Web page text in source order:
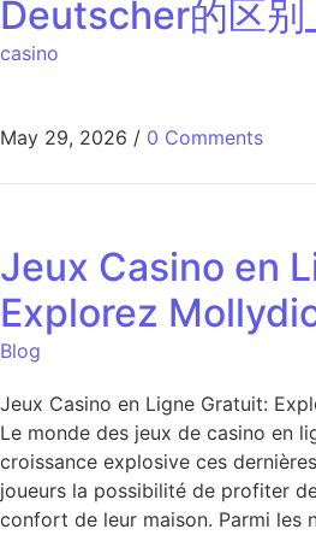
Deutscher的区别
casino
May 29, 2026 / 0 Comments
Jeux Casino en
Explorez
Blog
Jeux Casino en Ligne Gratuit:
Le monde des jeux de casino en
croissance explosive ces
joueurs la possibilité de profiter
confort de leur maison. Parmi les